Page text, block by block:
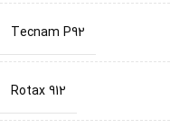
Tecnam P92
Rotax 912